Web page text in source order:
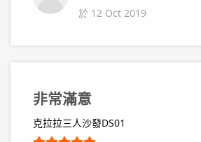
於 12 Oct 2019
非常滿意
克拉拉三人沙發DS01